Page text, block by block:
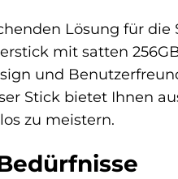
Lösung für
mit satten
und
Stick bietet Ihnen
zu meistern.